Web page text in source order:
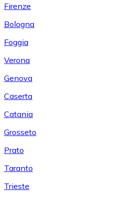
Firenze
Bologna
Foggia
Verona
Genova
Caserta
Catania
Grosseto
Prato
Taranto
Trieste